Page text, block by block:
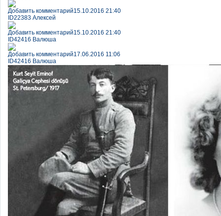
Добавить комментарий15.10.2016 21:40
ID22383 Алексей
Добавить комментарий15.10.2016 21:40
ID42416 Валюша
Добавить комментарий17.06.2016 11:06
ID42416 Валюша